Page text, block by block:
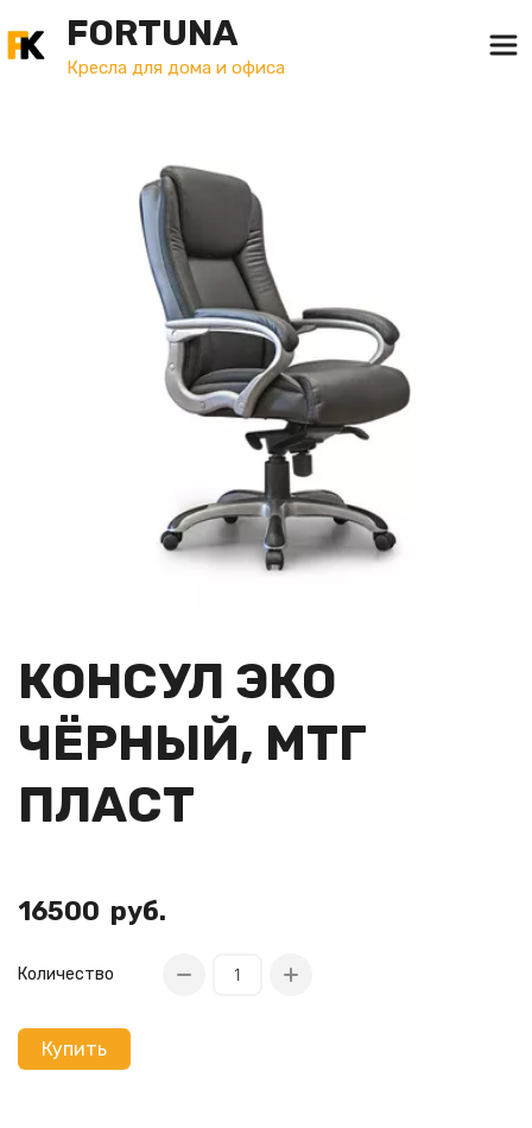
FORTUNA
Кресла для дома и офиса
КОНСУЛ ЭКО
ЧЁРНЫЙ, МТГ
ПЛАСТ
16500 руб.
Количество
Купить